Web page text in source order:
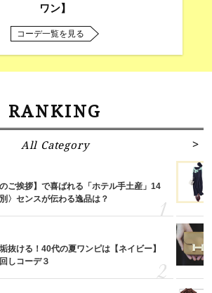
ワン】
コーデ一覧を見る
RANKING
All Category
のご挨拶】で喜ばれる「ホテル手土産」14
〉センスが伝わる逸品は？
抜ける！40代の夏ワンピは【ネイビー】
しコーデ３